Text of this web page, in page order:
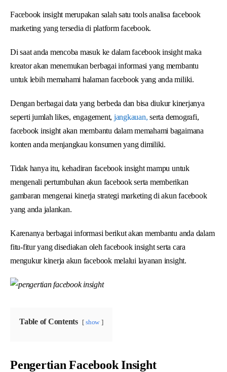
Facebook insight merupakan salah satu tools analisa facebook
marketing yang tersedia di platform facebook.
Di saat anda mencoba masuk ke dalam facebook insight maka
kreator akan menemukan berbagai informasi yang membantu
untuk lebih memahami halaman facebook yang anda miliki.
Dengan berbagai data yang berbeda dan bisa diukur kinerjanya
seperti jumlah likes, engagement, jangkauan, serta demografi,
facebook insight akan membantu dalam memahami bagaimana
konten anda menjangkau konsumen yang dimiliki.
Tidak hanya itu, kehadiran facebook insight mampu untuk
mengenali pertumbuhan akun facebook serta memberikan
gambaran mengenai kinerja strategi marketing di akun facebook
yang anda jalankan.
Karenanya berbagai informasi berikut akan membantu anda dalam
fitu-fitur yang disediakan oleh facebook insight serta cara
mengukur kinerja akun facebook melalui layanan insight.
Table of Contents show
Pengertian Facebook Insight